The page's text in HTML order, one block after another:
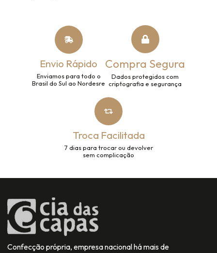
Envio Rápido
Enviamos para todo o
Brasil do Sul ao Nordesre
Compra Segura
Dados protegidos com
criptografia e segurança
Troca Facilitada
7 dias para trocar ou devolver
sem complicação
Confecção própria, empresa nacional há mais de